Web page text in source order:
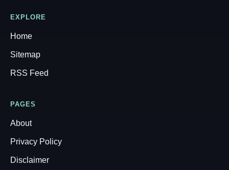
EXPLORE
Home
Sitemap
RSS Feed
PAGES
About
Privacy Policy
Disclaimer